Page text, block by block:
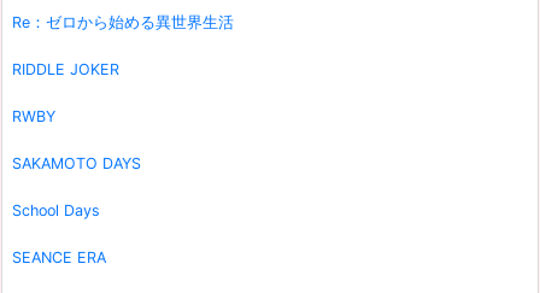
Re：ゼロから始める異世界生活
RIDDLE JOKER
RWBY
SAKAMOTO DAYS
School Days
SEANCE ERA